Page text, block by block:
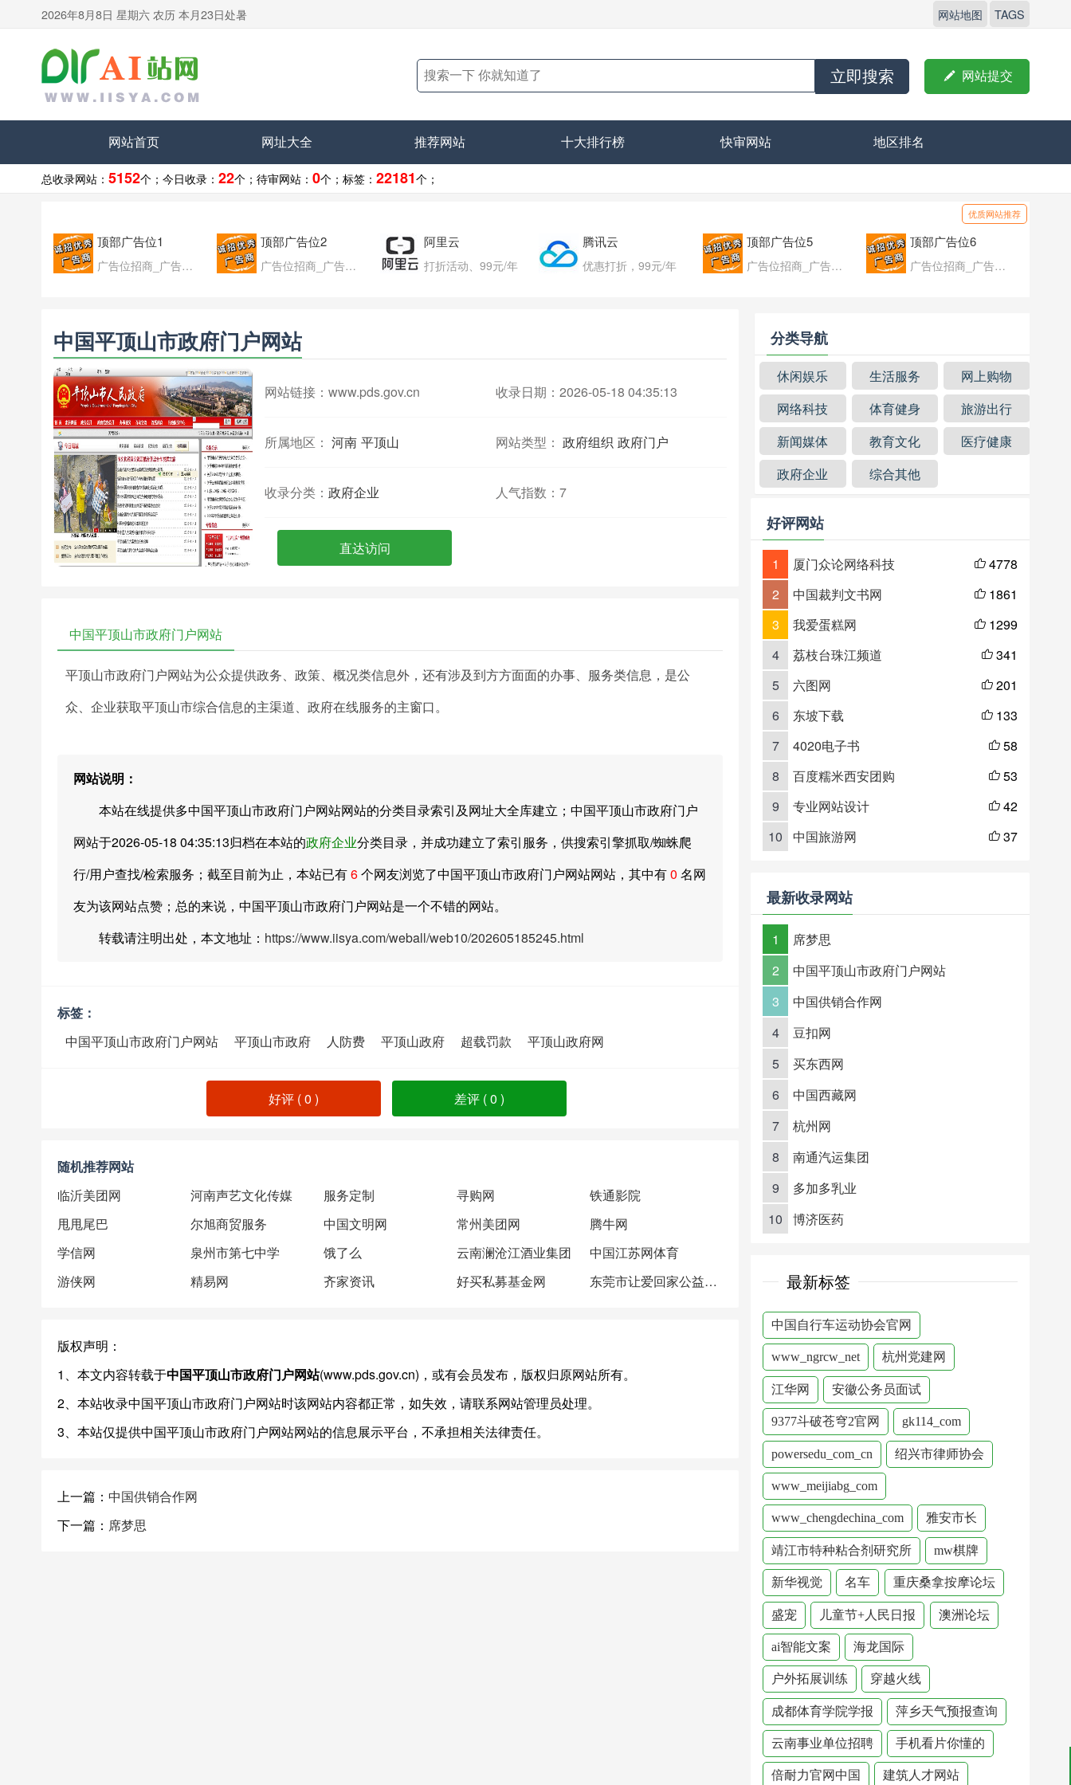
2026年8月8日 星期六 农历 本月23日处暑 网站地图 TAGS
立即搜索  网站提交
网站首页 网址大全 推荐网站 十大排行榜 快审网站 地区排名
总收录网站： 5152个； 今日收录： 22个； 待审网站： 0个； 标签： 22181个；
优质网站推荐
顶部广告位1
广告位招商_广告位待售
顶部广告位2
广告位招商_广告位待售
阿里云
打折活动、99元/年
腾讯云
优惠打折，99元/年
顶部广告位5
广告位招商_广告位待售
顶部广告位6
广告位招商_广告位待售
中国平顶山市政府门户网站
网站链接： www.pds.gov.cn 收录日期：2026-05-18 04:35:13
所属地区： 河南 平顶山 网站类型： 政府组织 政府门户
收录分类： 政府企业 人气指数： 7
直达访问
中国平顶山市政府门户网站
平顶山市政府门户网站为公众提供政务、政策、概况类信息外，还有涉及到方方面面的办事、服务类信息，是公
众、企业获取平顶山市综合信息的主渠道、政府在线服务的主窗口。
网站说明：
本站在线提供多中国平顶山市政府门户网站网站的分类目录索引及网址大全库建立；中国平顶山市政府门户
网站于2026-05-18 04:35:13归档在本站的政府企业分类目录，并成功建立了索引服务，供搜索引擎抓取/蜘蛛爬
行/用户查找/检索服务；截至目前为止，本站已有6个网友浏览了中国平顶山市政府门户网站网站，其中有0 名网
友为该网站点赞；总的来说，中国平顶山市政府门户网站是一个不错的网站。
转载请注明出处，本文地址： https://www.iisya.com/weball/web10/202605185245.html
标签：
中国平顶山市政府门户网站
平顶山市政府 人防费 平顶山政府 超载罚款 平顶山政府网
好评 (0 ) 差评 (0 )
随机推荐网站
临沂美团网
河南声艺文化传媒 服务定制 寻购网
铁通影院
甩甩尾巴
尔旭商贸服务 中国文明网 常州美团网
腾牛网
学信网
泉州市第七中学 饿了么 云南澜沧江酒业集团
中国江苏网体育
游侠网
精易网 齐家资讯 好买私募基金网 东莞市让爱回家公益服务中心
版权声明：
1、本文内容转载于中国平顶山市政府门户网站(www.pds.gov.cn)，或有会员发布，版权归原网站所有。
2、本站收录中国平顶山市政府门户网站时该网站内容都正常，如失效，请联系网站管理员处理。
3、本站仅提供中国平顶山市政府门户网站网站的信息展示平台，不承担相关法律责任。
上一篇： 中国供销合作网
下一篇： 席梦思
分类导航
休闲娱乐 生活服务
网上购物
网络科技
体育健身
旅游出行
新闻媒体
教育文化
医疗健康
政府企业
综合其他
好评网站
1 厦门众论网络科技  4778
2
中国裁判文书网  1861
3
我爱蛋糕网  1299
4
荔枝台珠江频道  341
5
六图网  201
6
东坡下载  133
7
4020电子书  58
8
百度糯米西安团购  53
9
专业网站设计  42
10
中国旅游网  37
最新收录网站
1
席梦思
2
中国平顶山市政府门户网站
3
中国供销合作网
4
豆扣网
5
买东西网
6
中国西藏网
7
杭州网
8
南通汽运集团
9
多加多乳业
10
博济医药
最新标签
中国自行车运动协会官网
www_ngrcw_net 杭州党建网
江华网 安徽公务员面试
9377斗破苍穹2官网 gk114_com
powersedu_com_cn 绍兴市律师协会
www_meijiabg_com
www_chengdechina_com 雅安市长
靖江市特种粘合剂研究所 mw棋牌
新华视觉 名车 重庆桑拿按摩论坛
盛宠 儿童节+人民日报 澳洲论坛
ai智能文案 海龙国际
户外拓展训练 穿越火线
成都体育学院学报 萍乡天气预报查询
云南事业单位招聘 手机看片你懂的
倍耐力官网中国 建筑人才网站